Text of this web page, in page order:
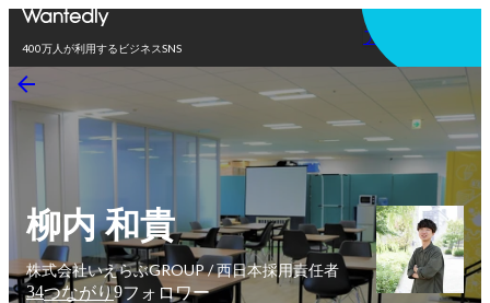
400万人が利用するビジネスSNS
アプリを使う
柳内 和貴
株式会社いえらぶGROUP / 西日本採用責任者
34つながり9フォロワー